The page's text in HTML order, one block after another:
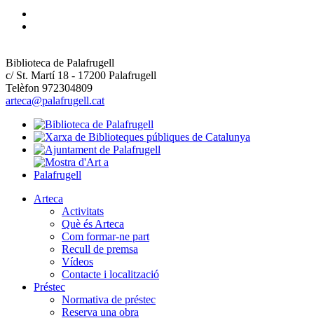
Biblioteca de Palafrugell
c/ St. Martí 18 - 17200 Palafrugell
Telèfon 972304809
arteca@palafrugell.cat
Arteca
Activitats
Què és Arteca
Com formar-ne part
Recull de premsa
Vídeos
Contacte i localització
Préstec
Normativa de préstec
Reserva una obra